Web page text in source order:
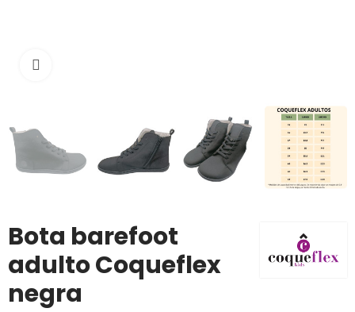
Bota barefoot
adulto Coqueflex
negra